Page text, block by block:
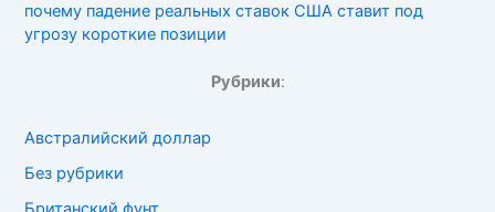
почему падение реальных ставок США ставит под
угрозу короткие позиции
Рубрики:
Австралийский доллар
Без рубрики